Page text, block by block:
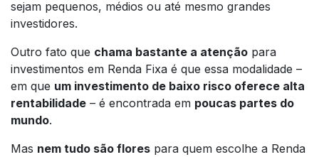
sejam pequenos, médios ou até mesmo grandes
investidores.
Outro fato que chama bastante a atenção para
investimentos em Renda Fixa é que essa modalidade –
em que um investimento de baixo risco oferece alta
rentabilidade – é encontrada em poucas partes do
mundo.
Mas nem tudo são flores para quem escolhe a Renda